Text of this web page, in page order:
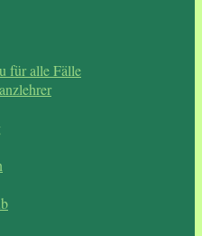
für alle Fälle